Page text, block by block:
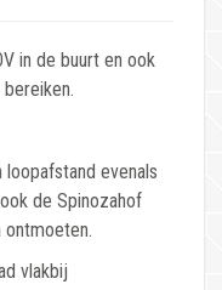
in de buurt en ook
loopafstand evenals
de Spinozahof
ontmoeten.
vlakbij